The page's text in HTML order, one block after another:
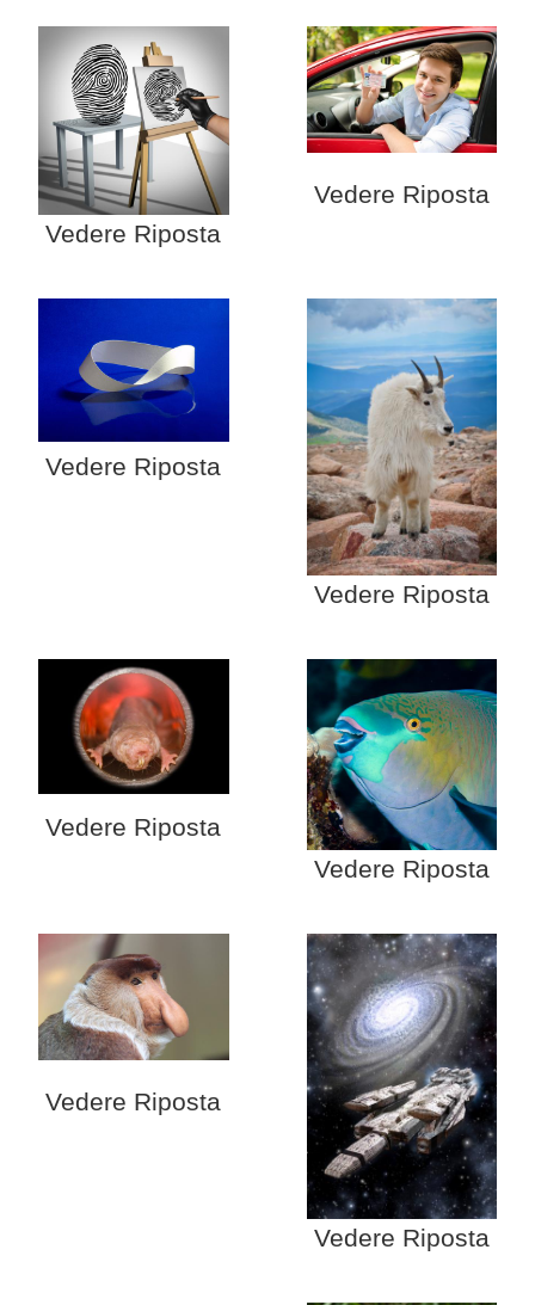
Vedere Riposta
Vedere Riposta
Vedere Riposta
Vedere Riposta
Vedere Riposta
Vedere Riposta
Vedere Riposta
Vedere Riposta